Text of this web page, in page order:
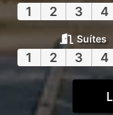
1 2 3 4
Suítes
1 2 3 4